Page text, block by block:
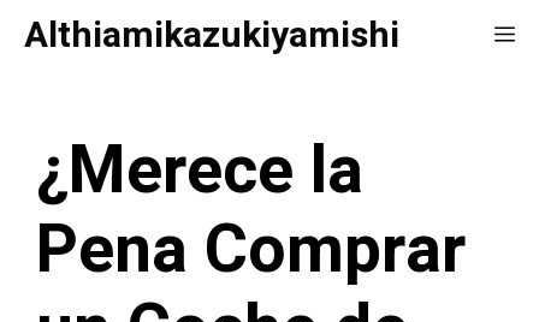
Saltar
Althiamikazukiyamishi
¿Merece la
Pena Comprar